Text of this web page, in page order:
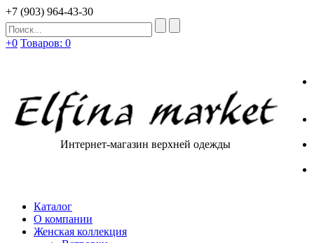
+7 (903) 964-43-30
+0 Товаров: 0
Интернет-магазин верхней одежды
Каталог
О компании
Женская коллекция